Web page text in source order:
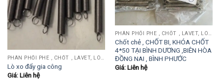
Lò xo đẩy gia công
Giá: Liên hệ
Chốt chẻ , CHỐT BI, KHÓA CHỐT
4*50 TẠI BÌNH DƯƠNG ,BIÊN HÒA
ĐỒNG NAI , BÌNH PHƯỚC
Giá: Liên hệ